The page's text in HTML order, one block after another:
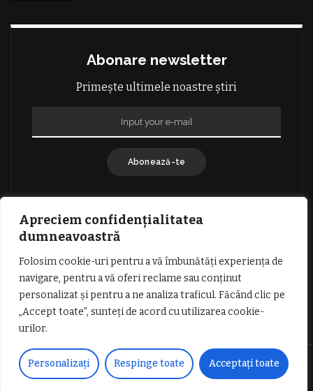
Apreciem confidențialitatea
dumneavoastră
Folosim cookie-uri pentru a vă îmbunătăți experiența de
navigare, pentru a vă oferi reclame sau conținut
personalizat și pentru a ne analiza traficul. Făcând clic pe
„Accept toate”, sunteți de acord cu utilizarea cookie-
urilor.
Personalizați Respinge toate Acceptați toate
Abonare newsletter
Primește ultimele noastre știri
Abonează-te
TERMENI SI CONDITII DE UTILIZARE
INFORMATII DESPRE COOKIES
DESPRE NOI
PUBLICITATE
© Copyright Vocea Vâlcii | Toate drepturile rezervate | Site creat cu
dragoste de1SEO.ro